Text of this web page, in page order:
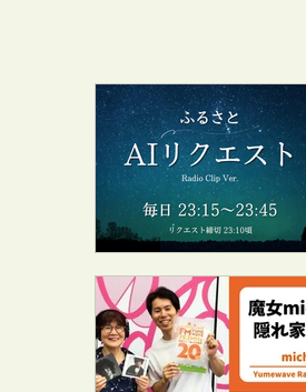
【記事掲載】山陽新聞
2026/06/22「滴一滴」に掲
載されました。